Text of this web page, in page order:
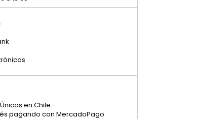
en Chile.
pagando con MercadoPago.